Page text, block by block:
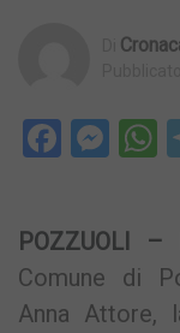
POZZUOLI –
Comune di
Anna Attore,